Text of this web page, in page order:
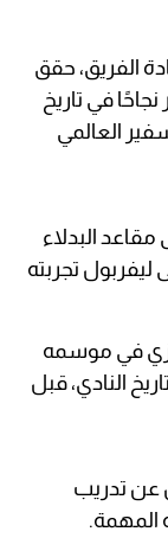
الفريق، حقق
نجاحًا في تاريخ
العالمي
البدلاء
ليفربول تجربته
في موسمه
وهو اللقب رقم 20 في تاريخ النادي، قبل
عن تدريب
المهمة.